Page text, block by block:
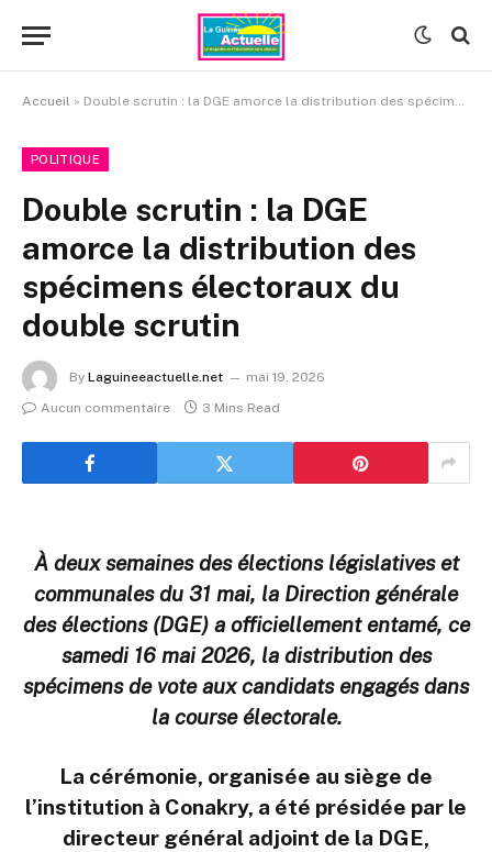
Accueil » Double scrutin : la DGE amorce la distribution des spécimens électoraux du double scrutin
POLITIQUE
Double scrutin : la DGE
amorce la distribution des
spécimens électoraux du
double scrutin
By Laguineeactuelle.net
mai 19, 2026
Aucun commentaire
3 Mins Read
À deux semaines des élections législatives et
communales du 31 mai, la Direction générale
des élections (DGE) a officiellement entamé, ce
samedi 16 mai 2026, la distribution des
spécimens de vote aux candidats engagés dans
la course électorale.
La cérémonie, organisée au siège de
l’institution à Conakry, a été présidée par le
directeur général adjoint de la DGE,